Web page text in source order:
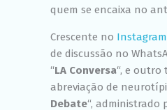
quem se encaixa no
Crescente no Instagram
de discussão no
“LA Conversa“, e outro
abreviação de
Debate“, administrado